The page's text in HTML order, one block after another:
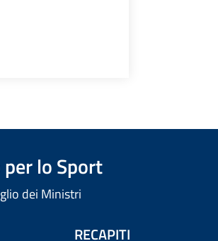
lo Sport
dei Ministri
RECAPITI